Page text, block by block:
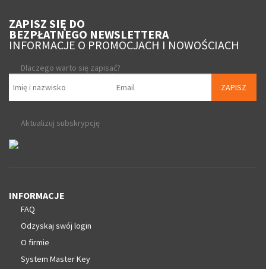
ZAPISZ SIĘ DO
BEZPŁATNEGO NEWSLETTERA
INFORMACJE O PROMOCJACH I NOWOŚCIACH
Dlaczego warto się zapisać?
ZAPISZ
Aktualizuj subskrypcję
INFORMACJE
FAQ
Odzyskaj swój login
O firmie
System Master Key